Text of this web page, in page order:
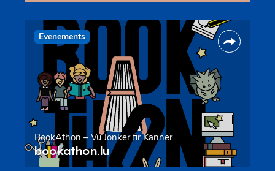
Evenements
BookAthon – Vu Jonker fir Kanner
bookathon.lu